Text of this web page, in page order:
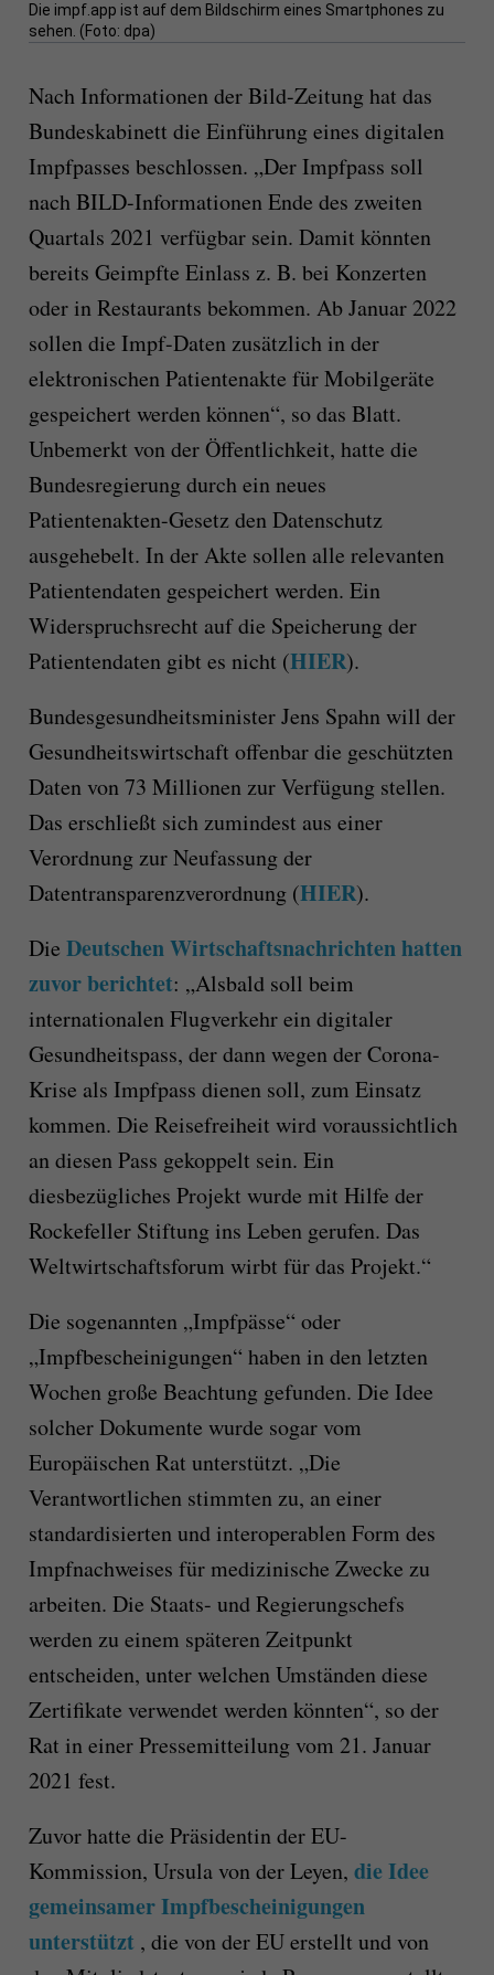
Die impf.app ist auf dem Bildschirm eines Smartphones zu
sehen. (Foto: dpa)
Nach Informationen der Bild-Zeitung hat das
Bundeskabinett die Einführung eines digitalen
Impfpasses beschlossen. „Der Impfpass soll
nach BILD-Informationen Ende des zweiten
Quartals 2021 verfügbar sein. Damit könnten
bereits Geimpfte Einlass z. B. bei Konzerten
oder in Restaurants bekommen. Ab Januar 2022
sollen die Impf-Daten zusätzlich in der
elektronischen Patientenakte für Mobilgeräte
gespeichert werden können“, so das Blatt.
Unbemerkt von der Öffentlichkeit, hatte die
Bundesregierung durch ein neues
Patientenakten-Gesetz den Datenschutz
ausgehebelt. In der Akte sollen alle relevanten
Patientendaten gespeichert werden. Ein
Widerspruchsrecht auf die Speicherung der
Patientendaten gibt es nicht (HIER).
Bundesgesundheitsminister Jens Spahn will der
Gesundheitswirtschaft offenbar die geschützten
Daten von 73 Millionen zur Verfügung stellen.
Das erschließt sich zumindest aus einer
Verordnung zur Neufassung der
Datentransparenzverordnung (HIER).
Die Deutschen Wirtschaftsnachrichten hatten
zuvor berichtet: „Alsbald soll beim
internationalen Flugverkehr ein digitaler
Gesundheitspass, der dann wegen der Corona-
Krise als Impfpass dienen soll, zum Einsatz
kommen. Die Reisefreiheit wird voraussichtlich
an diesen Pass gekoppelt sein. Ein
diesbezügliches Projekt wurde mit Hilfe der
Rockefeller Stiftung ins Leben gerufen. Das
Weltwirtschaftsforum wirbt für das Projekt.“
Die sogenannten „Impfpässe“ oder
„Impfbescheinigungen“ haben in den letzten
Wochen große Beachtung gefunden. Die Idee
solcher Dokumente wurde sogar vom
Europäischen Rat unterstützt. „Die
Verantwortlichen stimmten zu, an einer
standardisierten und interoperablen Form des
Impfnachweises für medizinische Zwecke zu
arbeiten. Die Staats- und Regierungschefs
werden zu einem späteren Zeitpunkt
entscheiden, unter welchen Umständen diese
Zertifikate verwendet werden könnten“, so der
Rat in einer Pressemitteilung vom 21. Januar
2021 fest.
Zuvor hatte die Präsidentin der EU-
Kommission, Ursula von der Leyen, die Idee
gemeinsamer Impfbescheinigungen
unterstützt , die von der EU erstellt und von